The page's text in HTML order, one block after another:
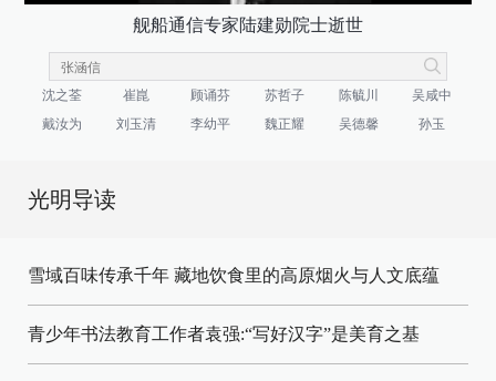
舰船通信专家陆建勋院士逝世
沈之荃 崔崑 顾诵芬 苏哲子 陈毓川
吴咸中
戴汝为
刘玉清 李幼平 魏正耀 吴德馨 孙玉
光明导读
雪域百味传承千年 藏地饮食里的高原烟火与人文底蕴
青少年书法教育工作者袁强:“写好汉字”是美育之基